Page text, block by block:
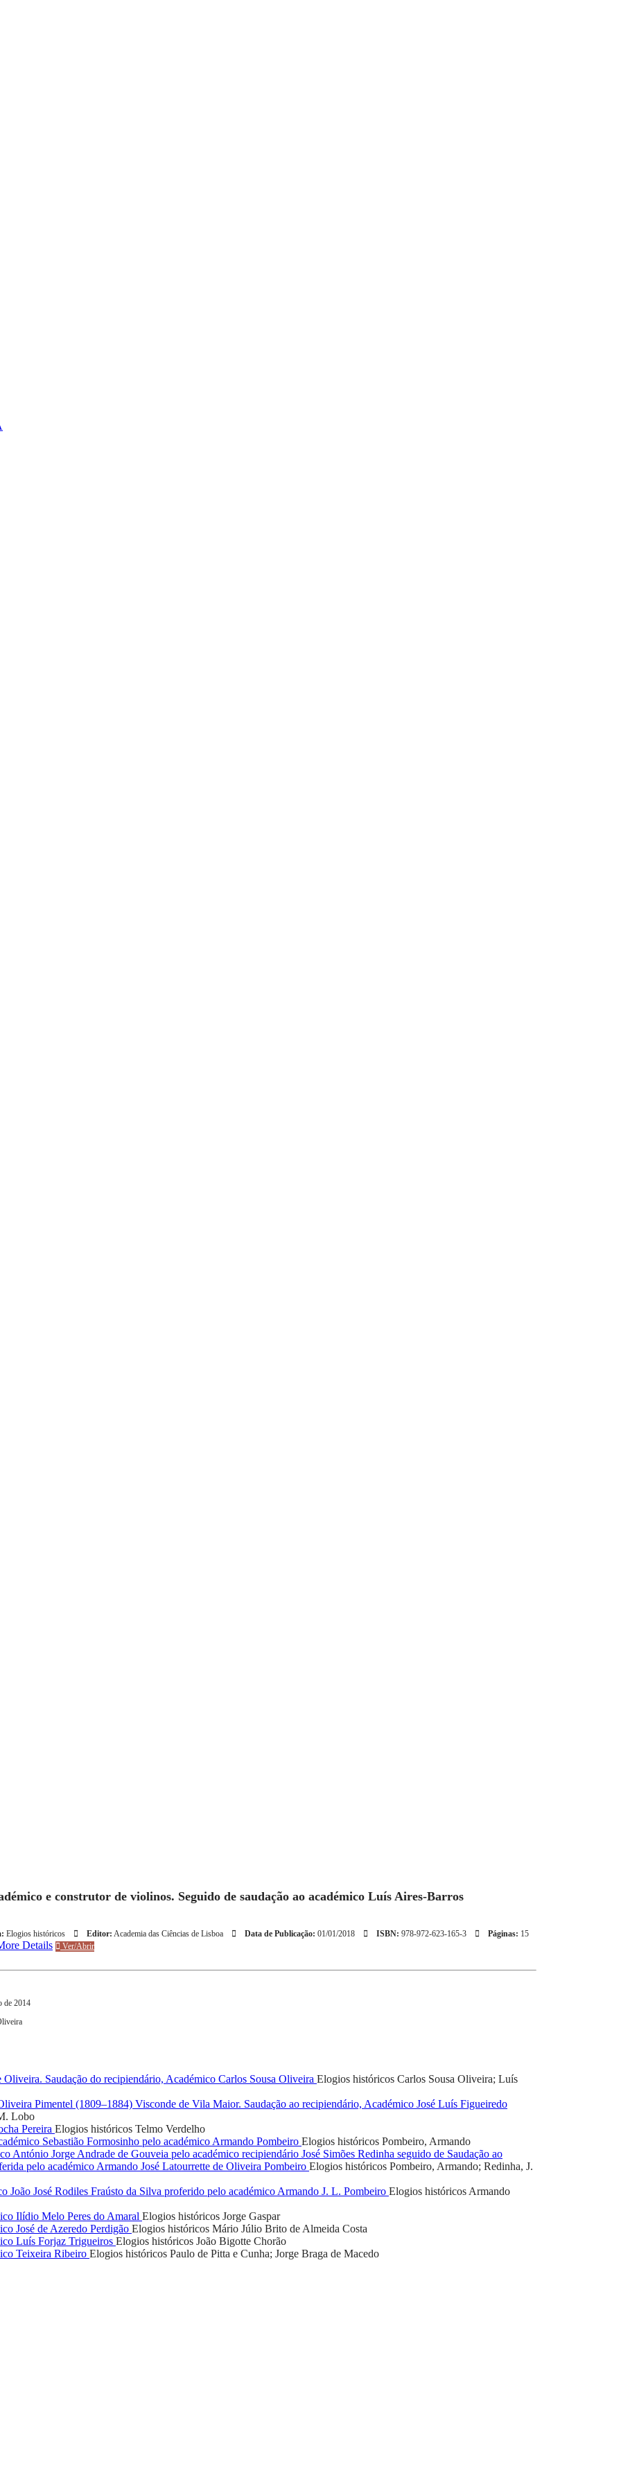
e construtor de violinos. Seguido de saudação ao académico Luís Aires-Barros
Elogios históricos Editor: Academia das Ciências de Lisboa Data de Publicação: 01/01/2018 ISBN: 978-972-623-165-3 Páginas: 15
Details Ver/Abrir
de 2014
Saudação do recipiendário, Académico Carlos Sousa Oliveira Elogios históricos Carlos Sousa Oliveira; Luís
Pimentel (1809–1884) Visconde de Vila Maior. Saudação ao recipiendário, Académico José Luís Figueiredo
Lobo
Pereira Elogios históricos Telmo Verdelho
Sebastião Formosinho pelo académico Armando Pombeiro Elogios históricos Pombeiro, Armando
António Jorge Andrade de Gouveia pelo académico recipiendário José Simões Redinha seguido de Saudação ao
pelo académico Armando José Latourrette de Oliveira Pombeiro Elogios históricos Pombeiro, Armando; Redinha, J.
João José Rodiles Fraústo da Silva proferido pelo académico Armando J. L. Pombeiro Elogios históricos Armando
Ilídio Melo Peres do Amaral Elogios históricos Jorge Gaspar
José de Azeredo Perdigão Elogios históricos Mário Júlio Brito de Almeida Costa
Luís Forjaz Trigueiros Elogios históricos João Bigotte Chorão
Teixeira Ribeiro Elogios históricos Paulo de Pitta e Cunha; Jorge Braga de Macedo